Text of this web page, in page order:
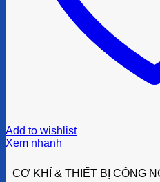
Add to wishlist
Xem nhanh
CƠ KHÍ & THIẾT BỊ CÔNG